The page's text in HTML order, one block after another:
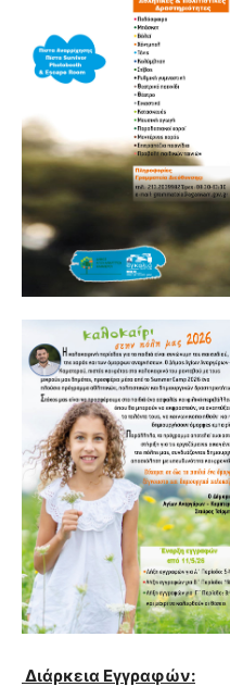
Διάρκεια Εγγραφών: